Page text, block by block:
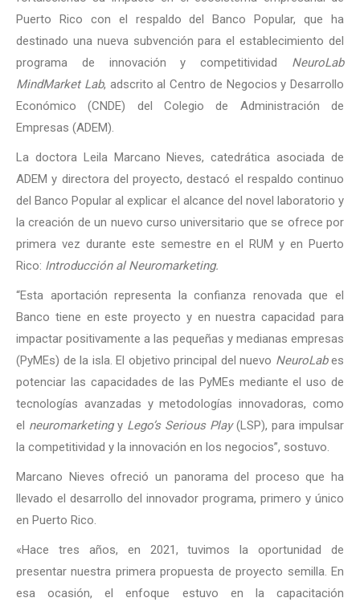
Puerto Rico con el respaldo del Banco Popular, que ha
destinado una nueva subvención para el establecimiento del
programa de innovación y competitividad NeuroLab
MindMarket Lab, adscrito al Centro de Negocios y Desarrollo
Económico (CNDE) del Colegio de Administración de
Empresas (ADEM).
La doctora Leila Marcano Nieves, catedrática asociada de
ADEM y directora del proyecto, destacó el respaldo continuo
del Banco Popular al explicar el alcance del novel laboratorio y
la creación de un nuevo curso universitario que se ofrece por
primera vez durante este semestre en el RUM y en Puerto
Rico: Introducción al Neuromarketing.
“Esta aportación representa la confianza renovada que el
Banco tiene en este proyecto y en nuestra capacidad para
impactar positivamente a las pequeñas y medianas empresas
(PyMEs) de la isla. El objetivo principal del nuevo NeuroLabes
potenciar las capacidades de las PyMEs mediante el uso de
tecnologías avanzadas y metodologías innovadoras, como
el neuromarketingy Lego’s Serious Play(LSP), para impulsar
la competitividad y la innovación en los negocios”, sostuvo.
Marcano Nieves ofreció un panorama del proceso que ha
llevado el desarrollo del innovador programa, primero y único
en Puerto Rico.
«Hace tres años, en 2021, tuvimos la oportunidad de
presentar nuestra primera propuesta de proyecto semilla. En
esa ocasión, el enfoque estuvo en la capacitación